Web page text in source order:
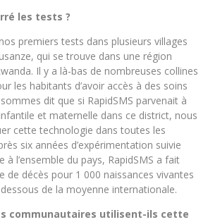
les tests ?
premiers tests dans plusieurs villages
qui se trouve dans une région
Il y a là-bas de nombreuses collines
les habitants d’avoir accès à des soins
dit que si RapidSMS parvenait à
et maternelle dans ce district, nous
cette technologie dans toutes les
six années d’expérimentation suivie
à l’ensemble du pays, RapidSMS a fait
de décès pour 1 000 naissances vivantes
de la moyenne internationale.
communautaires utilisent-ils cette